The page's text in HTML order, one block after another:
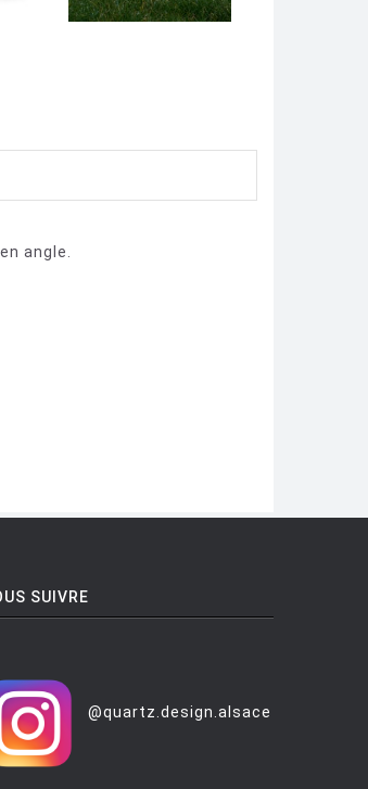
angle.
SUIVRE
@quartz.design.alsace